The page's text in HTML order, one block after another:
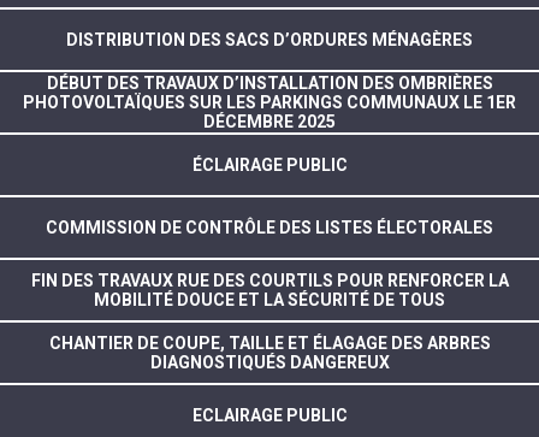
DISTRIBUTION DES SACS D’ORDURES MÉNAGÈRES
DÉBUT DES TRAVAUX D’INSTALLATION DES OMBRIÈRES
PHOTOVOLTAÏQUES SUR LES PARKINGS COMMUNAUX LE 1ER
DÉCEMBRE 2025
ÉCLAIRAGE PUBLIC
COMMISSION DE CONTRÔLE DES LISTES ÉLECTORALES
FIN DES TRAVAUX RUE DES COURTILS POUR RENFORCER LA
MOBILITÉ DOUCE ET LA SÉCURITÉ DE TOUS
CHANTIER DE COUPE, TAILLE ET ÉLAGAGE DES ARBRES
DIAGNOSTIQUÉS DANGEREUX
ECLAIRAGE PUBLIC